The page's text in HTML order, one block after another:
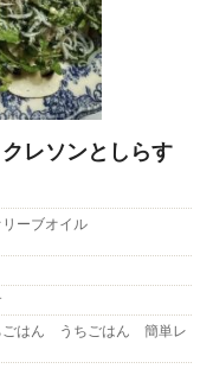
レソンとしらす
ーブオイル
はん うちごはん 簡単レ